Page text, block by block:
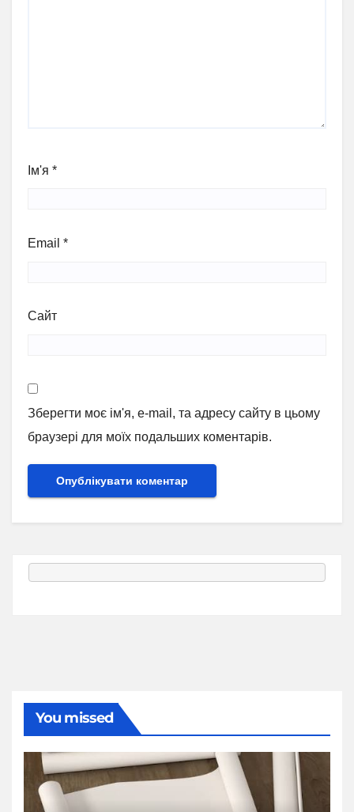
Ім'я *
Email *
Сайт
Зберегти моє ім'я, e-mail, та адресу сайту в цьому
браузері для моїх подальших коментарів.
You missed